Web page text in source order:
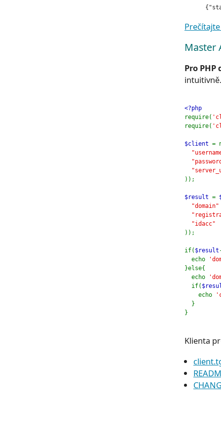
Master
Pro
<?php
require(
require(
$client =
));
$result =
));
if( $result
echo
}else{
echo
if(
echo
}
}
Klienta